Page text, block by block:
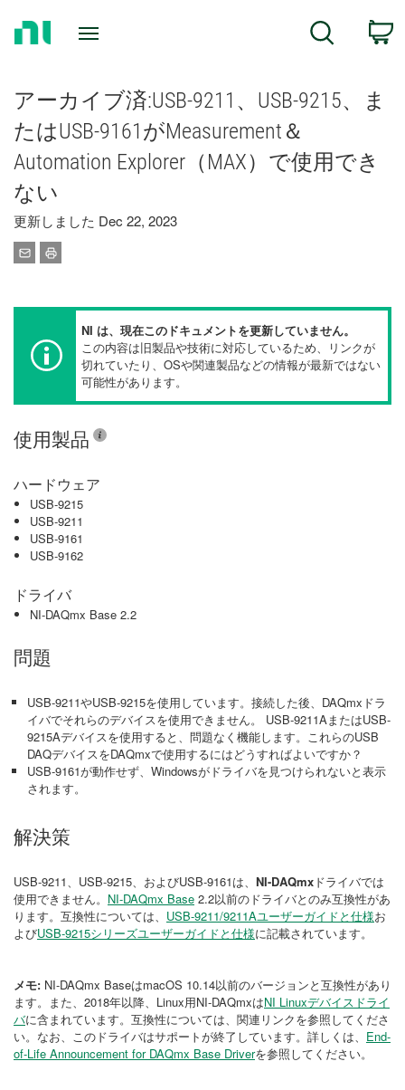
Search
アーカイブ済:USB-9211、USB-9215、ま
たはUSB-9161がMeasurement＆
Automation Explorer（MAX）で使用でき
ない
更新しました Dec 22, 2023
NI は、現在このドキュメントを更新していません。
この内容は旧製品や技術に対応しているため、リンクが
切れていたり、OSや関連製品などの情報が最新ではない
可能性があります。
使用製品
ハードウェア
USB-9215
USB-9211
USB-9161
USB-9162
ドライバ
NI-DAQmx Base 2.2
問題
USB-9211やUSB-9215を使用しています。接続した後、DAQmxドラ
イバでそれらのデバイスを使用できません。 USB-9211AまたはUSB-
9215Aデバイスを使用すると、問題なく機能します。これらのUSB
DAQデバイスをDAQmxで使用するにはどうすればよいですか？
USB-9161が動作せず、Windowsがドライバを見つけられないと表示
されます。
解決策
USB-9211、USB-9215、およびUSB-9161は、 NI-DAQmx ドライバでは
使用できません。 NI-DAQmx Base 2.2以前のドライバとのみ互換性があ
ります。互換性については、 USB-9211/9211Aユーザーガイドと仕様お
よびUSB-9215シリーズユーザーガイドと仕様に記載されています。
メモ: NI-DAQmx BaseはmacOS 10.14以前のバージョンと互換性があり
ます。また、2018年以降、Linux用NI-DAQmxはNI Linuxデバイスドライ
バに含まれています。互換性については、関連リンクを参照してくださ
い。なお、このドライバはサポートが終了しています。詳しくは、 End-
of-Life Announcement for DAQmx Base Driverを参照してください。